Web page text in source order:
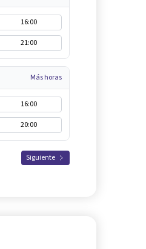
16:00
21:00
Más horas
16:00
20:00
Siguiente